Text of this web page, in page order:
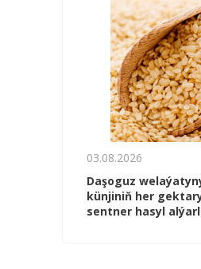
03.08.2026
Daşoguz
künjiniň her
sentner hasyl